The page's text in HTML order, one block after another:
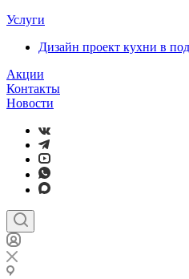
Услуги
Дизайн проект кухни в
Акции
Контакты
Новости